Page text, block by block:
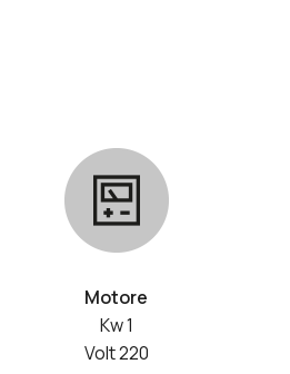
Motore
Kw 1
Volt 220